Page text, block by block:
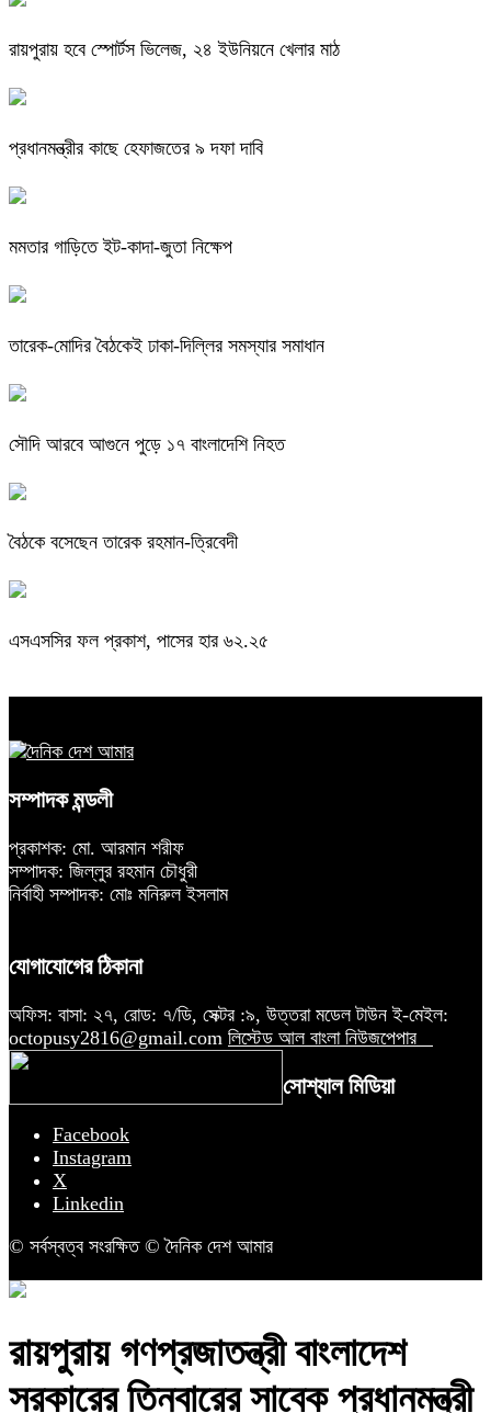
রায়পুরায় হবে স্পোর্টস ভিলেজ, ২৪ ইউনিয়নে খেলার মাঠ
প্রধানমন্ত্রীর কাছে হেফাজতের ৯ দফা দাবি
মমতার গাড়িতে ইট-কাদা-জুতা নিক্ষেপ
তারেক-মোদির বৈঠকেই ঢাকা-দিল্লির সমস্যার সমাধান
সৌদি আরবে আগুনে পুড়ে ১৭ বাংলাদেশি নিহত
বৈঠকে বসেছেন তারেক রহমান-ত্রিবেদী
এসএসসির ফল প্রকাশ, পাসের হার ৬২.২৫
সম্পাদক মন্ডলী
প্রকাশক: মো. আরমান শরীফ
সম্পাদক: জিল্লুর রহমান চৌধুরী
নির্বাহী সম্পাদক: মোঃ মনিরুল ইসলাম
যোগাযোগের ঠিকানা
অফিস: বাসা: ২৭, রোড: ৭/ডি, সেক্টর :৯, উত্তরা মডেল টাউন ই-মেইল:
octopusy2816@gmail.com লিস্টেড আল বাংলা নিউজপেপার
সোশ্যাল মিডিয়া
Facebook
Instagram
X
Linkedin
© সর্বস্বত্ব সংরক্ষিত © দৈনিক দেশ আমার
রায়পুরায় গণপ্রজাতন্ত্রী বাংলাদেশ
সরকারের তিনবারের সাবেক প্রধানমন্ত্রী